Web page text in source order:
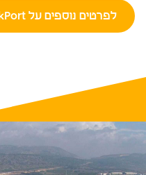
לפרטים נוספים על WorkPort